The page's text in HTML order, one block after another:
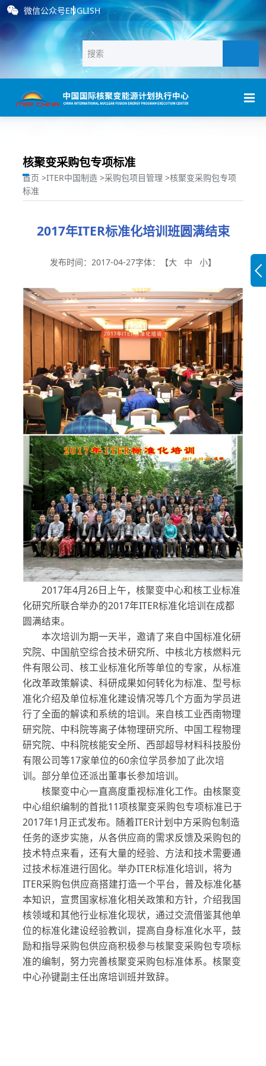
微信公众号ENGLISH
核聚变采购包专项标准
首页 >ITER中国制造 >采购包项目管理 >核聚变采购包专项
标准
2017年ITER标准化培训班圆满结束
发布时间：2017-04-27字体：【大 中 小】
2017年4月26日上午，核聚变中心和核工业标准
化研究所联合举办的2017年ITER标准化培训在成都
圆满结束。
本次培训为期一天半，邀请了来自中国标准化研
究院、中国航空综合技术研究所、中核北方核燃料元
件有限公司、核工业标准化所等单位的专家，从标准
化改革政策解读、科研成果如何转化为标准、型号标
准化介绍及单位标准化建设情况等几个方面为学员进
行了全面的解读和系统的培训。来自核工业西南物理
研究院、中科院等离子体物理研究所、中国工程物理
研究院、中科院核能安全所、西部超导材料科技股份
有限公司等17家单位的60余位学员参加了此次培
训。部分单位还派出董事长参加培训。
核聚变中心一直高度重视标准化工作。由核聚变
中心组织编制的首批11项核聚变采购包专项标准已于
2017年1月正式发布。随着ITER计划中方采购包制造
任务的逐步实施，从各供应商的需求反馈及采购包的
技术特点来看，还有大量的经验、方法和技术需要通
过技术标准进行固化。举办ITER标准化培训，将为
ITER采购包供应商搭建打造一个平台，普及标准化基
本知识，宣贯国家标准化相关政策和方针，介绍我国
核领域和其他行业标准化现状，通过交流借鉴其他单
位的标准化建设经验教训，提高自身标准化水平，鼓
励和指导采购包供应商积极参与核聚变采购包专项标
准的编制，努力完善核聚变采购包标准体系。核聚变
中心孙键副主任出席培训班并致辞。